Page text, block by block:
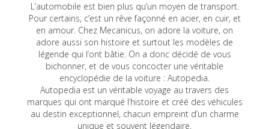
L’automobile est bien plus qu’un moyen de transport.
Pour certains, c’est un rêve façonné en acier, en cuir, et
en amour. Chez Mecanicus, on adore la voiture, on
adore aussi son histoire et surtout les modèles de
légende qui l’ont bâtie. On a donc décidé de vous
bichonner, et de vous concocter une véritable
encyclopédie de la voiture : Autopedia.
Autopedia est un véritable voyage au travers des
marques qui ont marqué l’histoire et créé des véhicules
au destin exceptionnel, chacun empreint d’un charme
unique et souvent légendaire.